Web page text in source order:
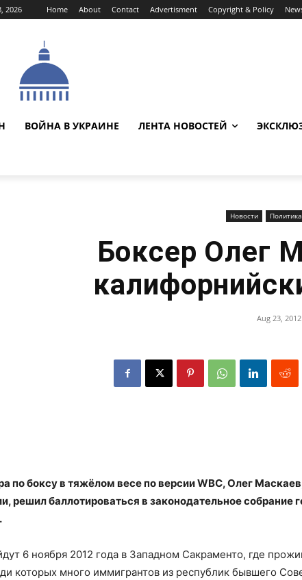
2026 Home About Contact Advertisment Copyright & Policy
ВОЙНА В УКРАИНЕ ЛЕНТА НОВОСТЕЙ
Новости Политика
Боксер Олег
Aug 23, 2012
по боксу в тяжёлом весе по версии WBC, Олег
решил баллотироваться в законодательное собрание
6 ноября 2012 года в Западном Сакраменто, где
которых много иммигрантов из республик бывшего